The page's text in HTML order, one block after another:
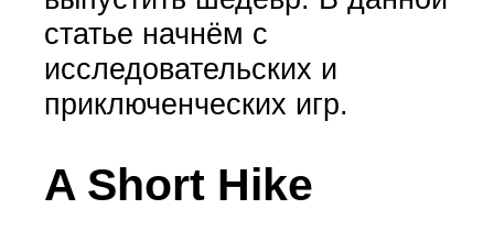
статье начнём с
исследовательских и
приключенческих игр.
A Short Hike